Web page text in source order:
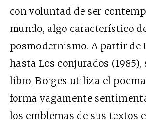
con voluntad de ser
mundo, algo característico
posmodernismo. A partir de
hasta Los conjurados
libro, Borges utiliza el
forma vagamente
los emblemas de sus textos